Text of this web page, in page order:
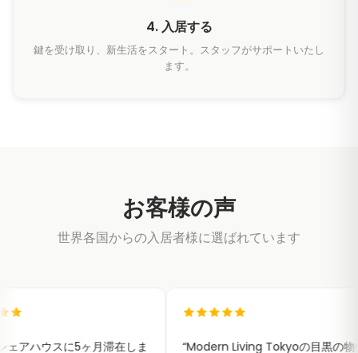
4. 入居する
鍵を受け取り、新生活をスタート。スタッフがサポートいたし
ます。
お客様の声
世界各国からの入居者様に選ばれています
月滞在しま “Modern Living Tokyoの目黒の物件 “